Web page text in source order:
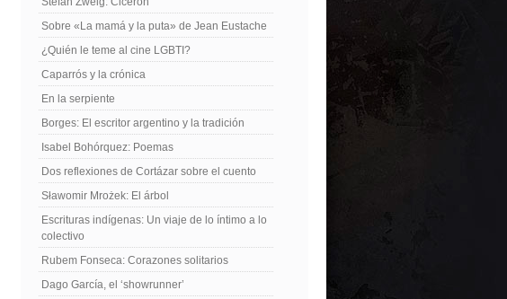
Sobre «La mamá y la puta» de Jean Eustache
¿Quién le teme al cine LGBTI?
Caparrós y la crónica
En la serpiente
Borges: El escritor argentino y la tradición
Isabel Bohórquez: Poemas
Dos reflexiones de Cortázar sobre el cuento
Sławomir Mrożek: El árbol
Escrituras indígenas: Un viaje de lo íntimo a lo
colectivo
Rubem Fonseca: Corazones solitarios
Dago García, el ‘showrunner’